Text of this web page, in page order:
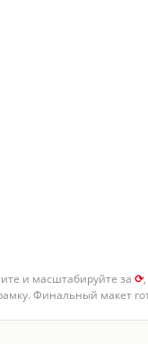
и масштабируйте за ⟳
Финальный макет